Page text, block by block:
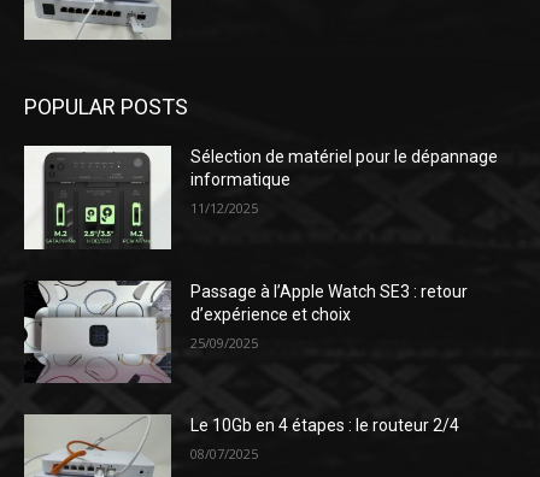
POPULAR POSTS
Sélection de matériel pour le dépannage
informatique
11/12/2025
Passage à l’Apple Watch SE3 : retour
d’expérience et choix
25/09/2025
Le 10Gb en 4 étapes : le routeur 2/4
08/07/2025